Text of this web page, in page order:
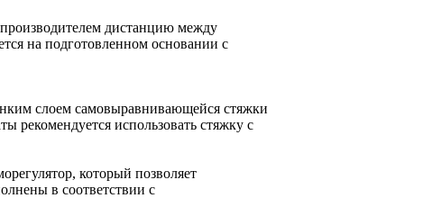
дистанцию между
на подготовленном основании с
слоем самовыравнивающейся стяжки
рекомендуется использовать стяжку с
который позволяет
в соответствии с